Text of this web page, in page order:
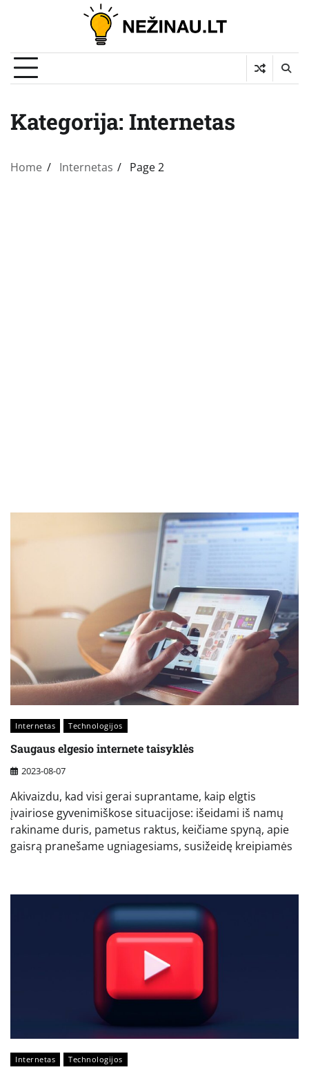
Kategorija: Internetas
Home Internetas Page 2
Internetas Technologijos
Saugaus elgesio internete taisyklės
2023-08-07
Akivaizdu, kad visi gerai suprantame, kaip elgtis
įvairiose gyvenimiškose situacijose: išeidami iš namų
rakiname duris, pametus raktus, keičiame spyną, apie
gaisrą pranešame ugniagesiams, susižeidę kreipiamės
Internetas Technologijos